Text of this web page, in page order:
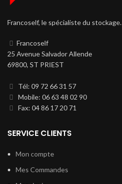
Francoself, le spécialiste du stockage.
Francoself
25 Avenue Salvador Allende
69800, ST PRIEST
Tél: 09 72 66 31 57
Mobile: 06 63 48 02 90
Fax: 04 86 17 20 71
SERVICE CLIENTS
Mon compte
Mes Commandes